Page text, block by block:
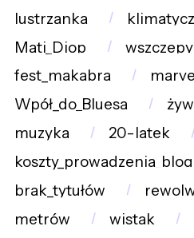
lustrzanka
Mati_Diop
wszczepy
fest_makabra
Wpół_do_Bluesa
muzyka
20-latek
brak_tytułów
metrów
wistak